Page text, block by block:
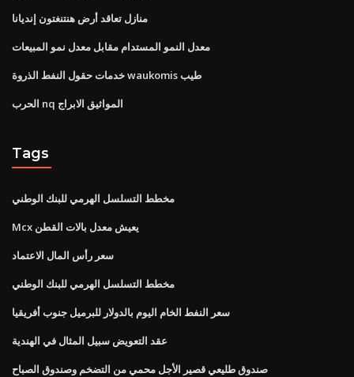
منازل تعاقد أرض هنتنغتون إنديانا
معدل النمو المستدام مقابل معدل نمو المبيعات
خدمات حقول النفط الذروة waukomis طيب
الحرب nq المواثيق الابراج
Tags
مخطط التسلسل الهرمي للبنك الوطني
Mcx يعيش معدل بالات القطن
سعر رأس المال الاعتماد
مخطط التسلسل الهرمي للبنك الوطني
سعر النفط الخام اليوم بالدولار للبرميل جنوب أفريقيا
عقد التعويض سبيل المثال في الهندية
صندوق طليعي قصير الأجل محمي من التضخم وصندوق الصباح